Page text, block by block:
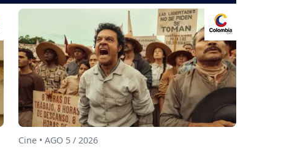
Cine • AGO 5 / 2026